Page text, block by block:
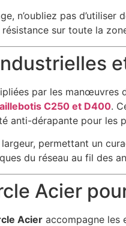
n’oubliez pas d’utiliser
sur toute la
par les
C250 et D400.
anti-dérapante pour les
permettant un
du réseau au fil des
Acier
Acier accompagne les